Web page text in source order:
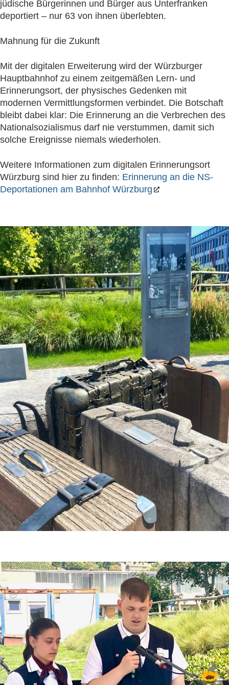
jüdische Bürgerinnen und Bürger aus Unterfranken
deportiert – nur 63 von ihnen überlebten.
Mahnung für die Zukunft
Mit der digitalen Erweiterung wird der Würzburger
Hauptbahnhof zu einem zeitgemäßen Lern- und
Erinnerungsort, der physisches Gedenken mit
modernen Vermittlungsformen verbindet. Die Botschaft
bleibt dabei klar: Die Erinnerung an die Verbrechen des
Nationalsozialismus darf nie verstummen, damit sich
solche Ereignisse niemals wiederholen.
Weitere Informationen zum digitalen Erinnerungsort
Würzburg sind hier zu finden: Erinnerung an die NS-
Deportationen am Bahnhof Würzburg